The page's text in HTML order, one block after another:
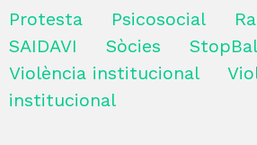
Protesta
Psicosocial
SAIDAVI
Sòcies
Violència institucional
institucional